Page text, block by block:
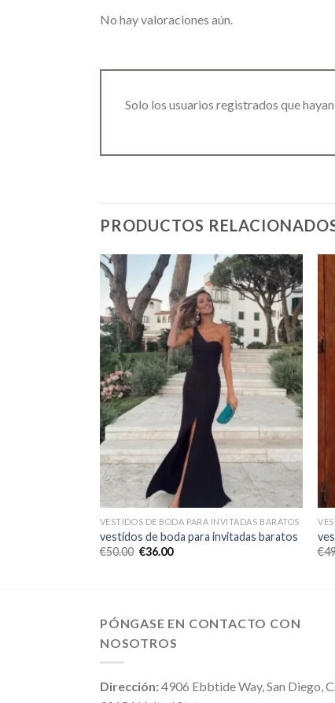
No hay valoraciones aún.
Solo los usuarios registrados que
PRODUCTOS
VESTIDOS DE BODA PARA INVITADAS BARATOS
vestidos de boda para invitadas baratos
€50.00 €36.00
€
PÓNGASE EN CONTACTO CON
NOSOTROS
Dirección:4906 Ebbtide Way, San Diego,